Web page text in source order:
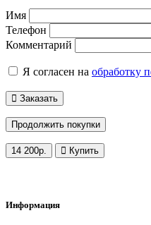
Имя
Телефон
Комментарий
Я согласен на обработку
Заказать
Продолжить покупки
14 200р. Купить
Информация